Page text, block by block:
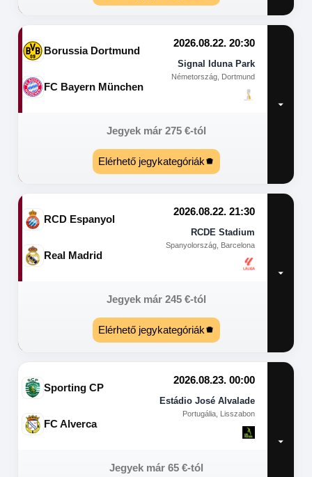
Borussia Dortmund
2026.08.22. 20:30
Signal Iduna Park
Németország, Dortmund
FC Bayern München
Jegyek már 275 €-tól
Elérhető jegykategóriák
RCD Espanyol
2026.08.22. 21:30
RCDE Stadium
Spanyolország, Barcelona
Real Madrid
Jegyek már 245 €-tól
Elérhető jegykategóriák
Sporting CP
2026.08.23. 00:00
Estádio José Alvalade
Portugália, Lisszabon
FC Alverca
Jegyek már 65 €-tól